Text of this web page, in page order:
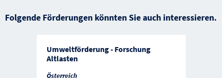
Folgende Förderungen könnten Sie auch interessieren.
Umweltförderung - Forschung
Altlasten
Österreich